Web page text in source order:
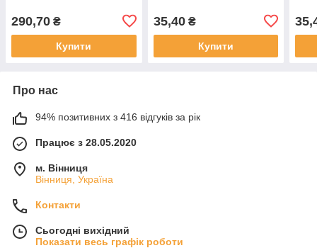
290,70 ₴
Купити
35,40₴
Купити
Про нас
94% позитивних з 416 відгуків за рік
Працює з 28.05.2020
м. Вінниця
Вінниця, Україна
Контакти
Сьогодні вихідний
Показати весь графік роботи